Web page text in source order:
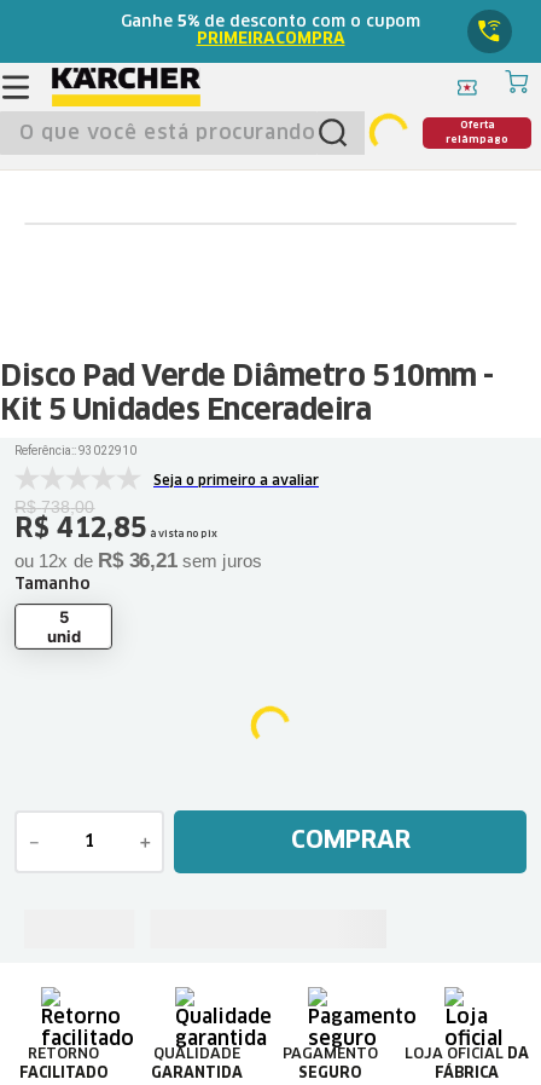
Ganhe 5% de desconto com o cupom
PRIMEIRACOMPRA
O que você está procurando?
Oferta
relâmpago
Disco Pad Verde Diâmetro 510mm -
Kit 5 Unidades Enceradeira
Referência::93022910
Seja o primeiro a avaliar
R$ 738,00
R$ 412,85 à vista no pix
ou 12x de R$ 36,21 sem juros
Tamanho
5
unid
＋
－ COMPRAR
RETORNO
FACILITADO
QUALIDADE
GARANTIDA
PAGAMENTO
SEGURO
LOJA OFICIAL DA
FÁBRICA